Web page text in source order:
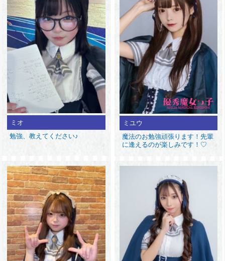
ミオ
勉強、教えてください♪
ミユウ
魔法のお勉強頑張ります！先輩
に逢えるのが楽しみです！♡